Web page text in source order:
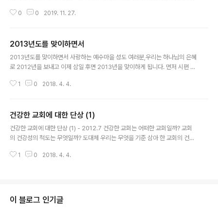
삶을 살아갈 수 있습니다. 해 아래 새 것이 없습니다. 하지만 그리스도 예수 안에
때문입니다. 둘째는, 예수 안에 거한다는 것은 우리 자신을 부인하는 것이기 때
문입니다. 이것은 곰곰이 생각해 보면 금방 이해할 수 있는 것입니다. 한번 여러
분 자신을 부인해 보십시오. 나를 부인한 순간 부인하기 직전의 나는 없는 것입
0 0 2019. 11. 27.
2013년도를 맞이하면서
2013년도를 맞이하면서 사랑하는 예수마을 성도 여러분,우리는 하나님의 은혜
로 2012년을 보내고 이제 삼일 후면 2013년을 맞이하게 됩니다. 먼저 시편 11
호와께 무엇으로 보답할까.” 그렇습니다. 지난 한 해 동안 하나님께서 우리 교회
금년 한 해 동안 여러 모양으로 수고해 주신 모든 성도들께 감사를 드립니다. 누
가 여러분에게 너희 교회 담임목사의 철학이 무엇이냐고 묻는다면 여러분은 무
엇이라 답하시겠습니까? 저의 목회철학은 “예수, 희년 그리고 하나님의 나라”
1 0 2018. 4. 4.
건강한 교회에 대한 단상 (1)
건강한 교회에 대한 단상 (1) - 2012.7 건강한 교회는 어떠한 교회일까? 교회
의 건강성의 척도는 무엇일까? 도대체 우리는 무엇을 기준 삼아 한 교회의 건강
나 목회를 할 때나 항상 건강한 교회가 어떠한 교회인가에 대해 나름 많은 생각
성의 중요한 척도중의 하나가 바로 이 거룩이다. 하여 우리는 다음과 같은 질문
을 우리 스스로에게 던질 수 있다. 나는 교회로서 지금 구별된 삶을 살고 있는
1 0 2018. 4. 4.
이 블로그 인기글